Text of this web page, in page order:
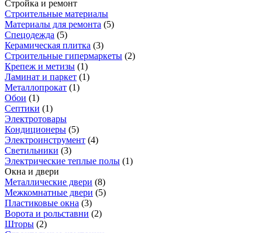
Стройка и ремонт
Строительные материалы
Материалы для ремонта (5)
Спецодежда (5)
Керамическая плитка (3)
Строительные гипермаркеты (2)
Крепеж и метизы (1)
Ламинат и паркет (1)
Металлопрокат (1)
Обои (1)
Септики (1)
Электротовары
Кондиционеры (5)
Электроинструмент (4)
Светильники (3)
Электрические теплые полы (1)
Окна и двери
Металлические двери (8)
Межкомнатные двери (5)
Пластиковые окна (3)
Ворота и рольставни (2)
Шторы (2)